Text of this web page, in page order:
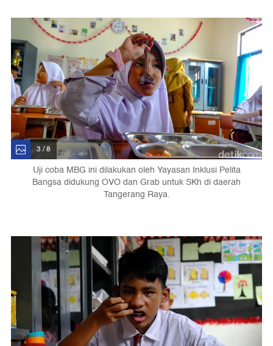
3 / 8
Uji coba MBG ini dilakukan oleh Yayasan Inklusi Pelita
Bangsa didukung OVO dan Grab untuk SKh di daerah
Tangerang Raya.